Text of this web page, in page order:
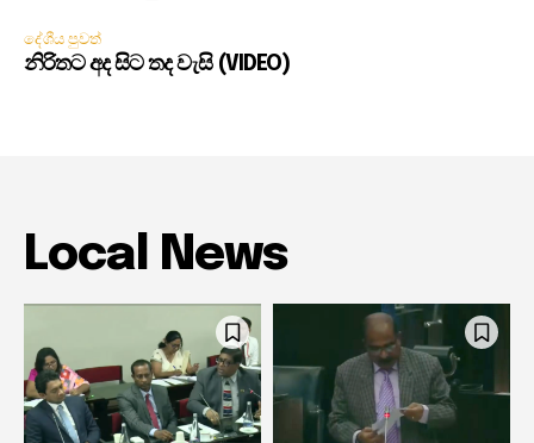
දේශීය පුවත්
නිරිතට අද සිට තද වැසි (VIDEO)
Local News